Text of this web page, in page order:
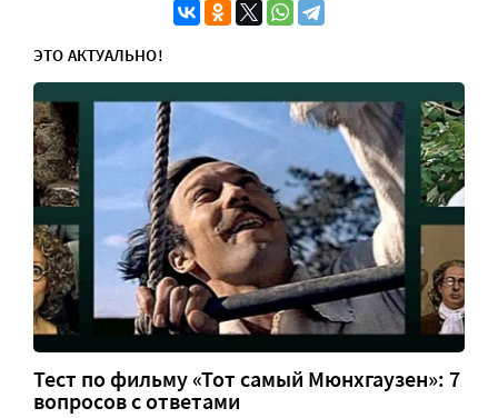
ЭТО АКТУАЛЬНО!
Тест по фильму «Тот самый Мюнхгаузен»: 7
вопросов с ответами